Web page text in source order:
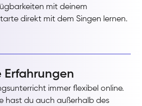
mit deinem
direkt mit dem Singen lernen.
Erfahrungen
immer flexibel online.
hast du auch außerhalb des